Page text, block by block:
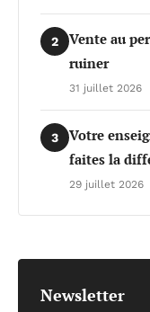
2
Vente au
ruiner
31 juillet 2026
3
Votre
faites la
29 juillet 2026
Newsletter